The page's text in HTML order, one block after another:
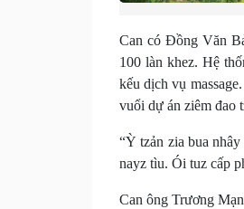
Can có Đồng Văn
100 làn khez. Hệ
kếu dịch vụ
vuổi dự án ziêm đao
“Ỳ tzản zia bua
nayz tìu. Ói tuz cấp
Can ông Trương